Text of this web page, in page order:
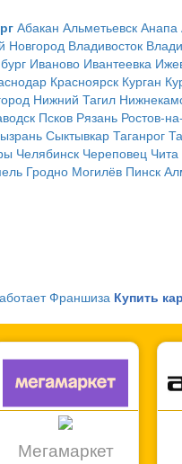
Абакан Альметьевск Анапа
Новгород Владивосток
Иваново Ивантеевка
Красноярск Курган
Нижний Тагил
Псков Рязань Ростов-
Сыктывкар Таганрог
Челябинск Череповец Чита
Гродно Могилёв Пинск
Франшиза Купить
Мегамаркет